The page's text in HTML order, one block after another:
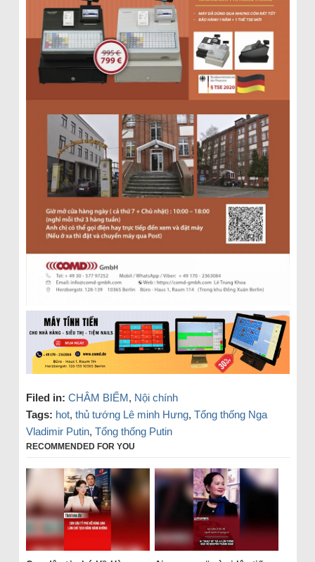
Filed in: CHÂM BIẾM, Nội chính
Tags: hot, thủ tướng Lê minh Hưng, Tổng thống Nga
Vladimir Putin, Tổng thống Putin
RECOMMENDED FOR YOU